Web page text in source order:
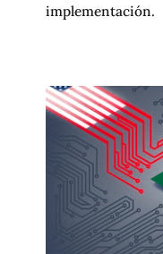
implementación.